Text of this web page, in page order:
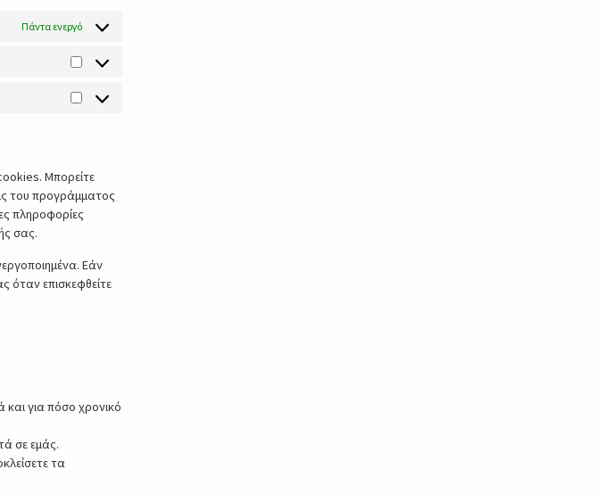
Πάντα ενεργό
Μπορείτε
του προγράμματος
πληροφορίες
σας.
Εάν
επισκεφθείτε
και για πόσο χρονικό
σε εμάς.
τα